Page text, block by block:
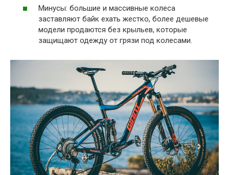
Минусы: большие и массивные колеса
заставляют байк ехать жестко, более дешевые
модели продаются без крыльев, которые
защищают одежду от грязи под колесами.